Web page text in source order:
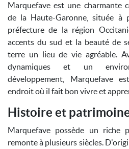
Marquefave est une charmante
de la Haute-Garonne, située à
préfecture de la région
accents du sud et la beauté de
terre un lieu de vie agréable.
dynamiques et un
développement, Marquefave
endroit où il fait bon vivre et
Histoire et
Marquefave possède un riche
remonte à plusieurs siècles.